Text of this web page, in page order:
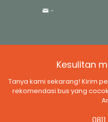
-
Kesulitan
Tanya kami sekarang! Kirim
rekomendasi bus yang